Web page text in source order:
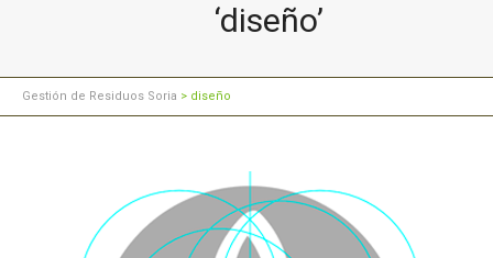
‘diseño’
Gestión de Residuos Soria > diseño